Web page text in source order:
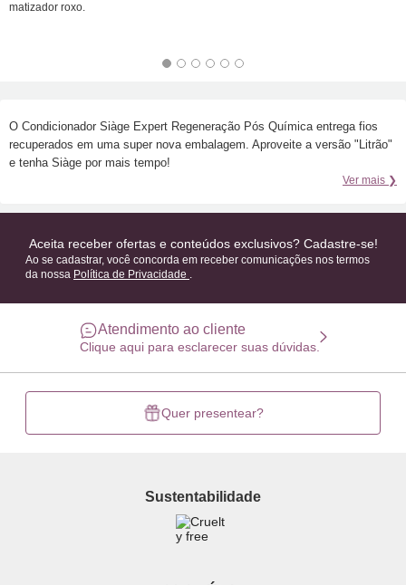
matizador roxo.
O Condicionador Siàge Expert Regeneração Pós Química entrega fios
recuperados em uma super nova embalagem. Aproveite a versão "Litrão"
e tenha Siàge por mais tempo!
Ver mais ❯
Aceita receber ofertas e conteúdos exclusivos? Cadastre-se!
Ao se cadastrar, você concorda em receber comunicações nos termos
da nossa Política de Privacidade .
Atendimento ao cliente
Clique aqui para esclarecer suas dúvidas.
Quer presentear?
Sustentabilidade